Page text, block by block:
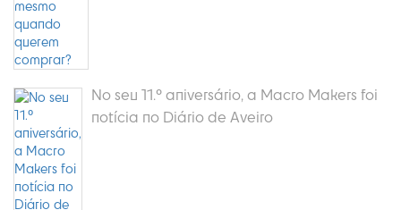
No seu 11.º aniversário, a Macro Makers foi
notícia no Diário de Aveiro